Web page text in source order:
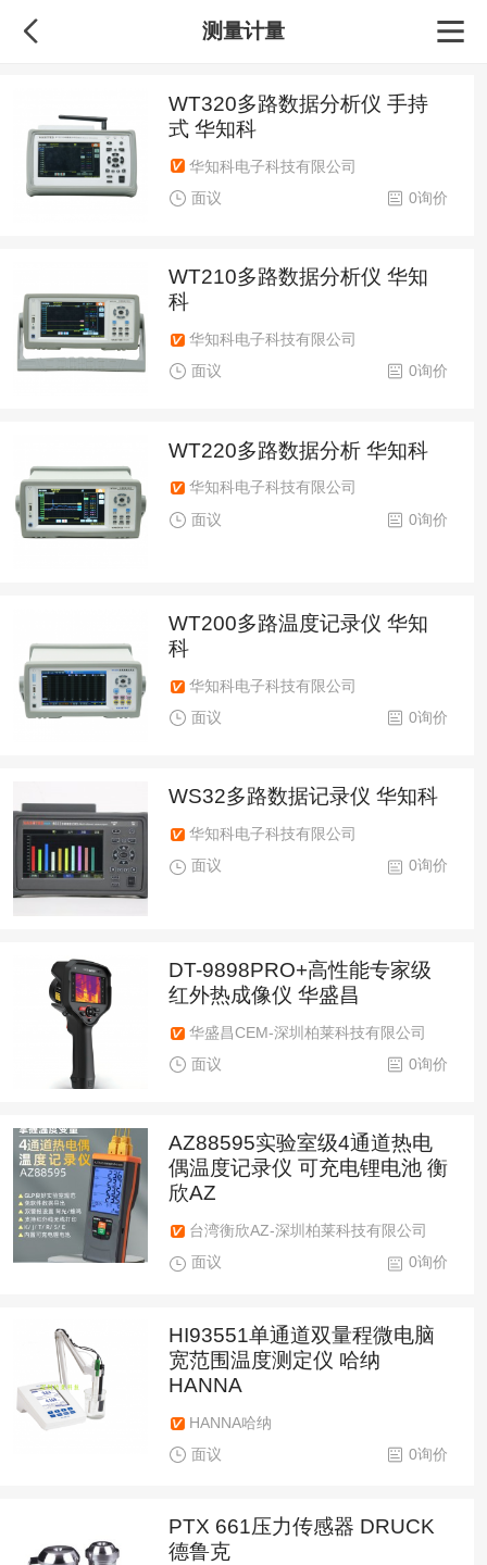
测量计量
WT320多路数据分析仪 手持
式 华知科
华知科电子科技有限公司
0询价
面议
WT210多路数据分析仪 华知
科
华知科电子科技有限公司
0询价
面议
WT220多路数据分析 华知科
华知科电子科技有限公司
0询价
面议
WT200多路温度记录仪 华知
科
华知科电子科技有限公司
0询价
面议
WS32多路数据记录仪 华知科
华知科电子科技有限公司
0询价
面议
DT-9898PRO+高性能专家级
红外热成像仪 华盛昌
华盛昌CEM-深圳柏莱科技有限公司
0询价
面议
AZ88595实验室级4通道热电
偶温度记录仪 可充电锂电池 衡
欣AZ
台湾衡欣AZ-深圳柏莱科技有限公司
0询价
面议
HI93551单通道双量程微电脑
宽范围温度测定仪 哈纳
HANNA
HANNA哈纳
0询价
面议
PTX 661压力传感器 DRUCK
德鲁克